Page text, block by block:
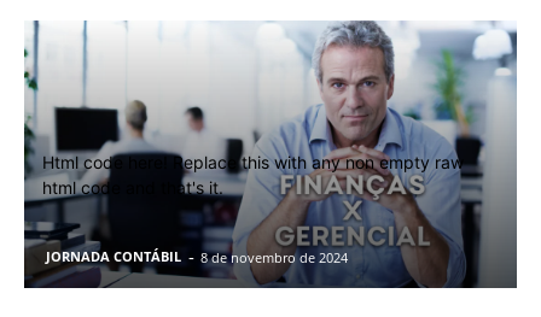
Html code here! Replace this with any non empty raw
html code and that's it.
JORNADA CONTÁBIL - 8 de novembro de 2024